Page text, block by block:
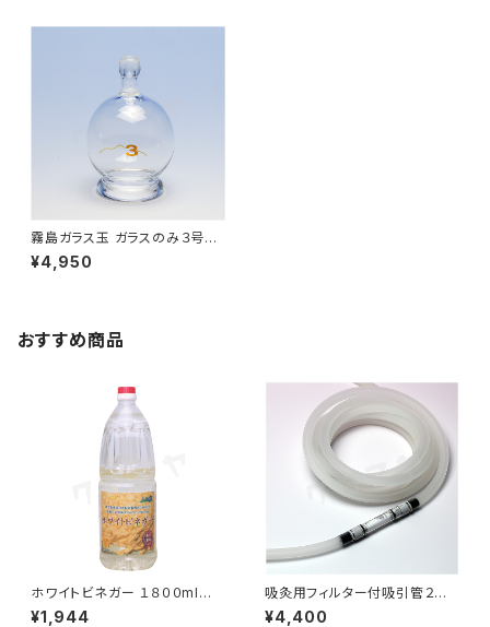
霧島ガラス玉 ガラスのみ３号｜
バンキーにも使用可能｜吸灸
¥4,950
おすすめ商品
ホワイトビネガー １８００ml｜
国産玄米使用｜霧島黒酢
¥1,944
吸灸用フィルター付吸引管２ｍ
｜バンキーにも使用可能｜吸灸
¥4,400